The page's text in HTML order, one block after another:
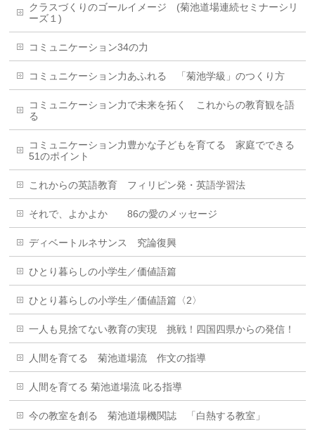
クラスづくりのゴールイメージ (菊池道場連続セミナーシリ
ーズ１)
コミュニケーション34の力
コミュニケーション力あふれる 「菊池学級」のつくり方
コミュニケーション力で未来を拓く これからの教育観を語
る
コミュニケーション力豊かな子どもを育てる 家庭でできる
51のポイント
これからの英語教育 フィリピン発・英語学習法
それで、よかよか 86の愛のメッセージ
ディベートルネサンス 究論復興
ひとり暮らしの小学生／価値語篇
ひとり暮らしの小学生／価値語篇〈2〉
一人も見捨てない教育の実現 挑戦！四国四県からの発信！
人間を育てる 菊池道場流 作文の指導
人間を育てる 菊池道場流 叱る指導
今の教室を創る 菊池道場機関誌 「白熱する教室」